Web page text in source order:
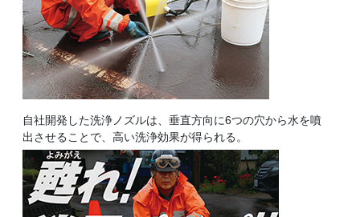
自社開発した洗浄ノズルは、垂直方向に6つの穴から水を噴
出させることで、高い洗浄効果が得られる。